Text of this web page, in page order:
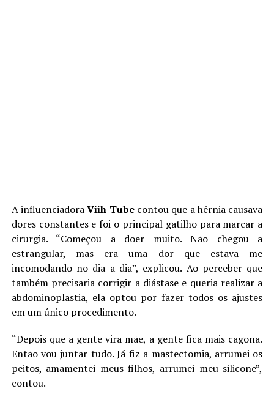
A influenciadoraViih Tube contou que a hérnia causava
dores constantes e foi o principal gatilho para marcar a
cirurgia. “Começou a doer muito. Não chegou a
estrangular, mas era uma dor que estava me
incomodando no dia a dia”, explicou. Ao perceber que
também precisaria corrigir a diástase e queria realizar a
abdominoplastia, ela optou por fazer todos os ajustes
em um único procedimento.
“Depois que a gente vira mãe, a gente fica mais cagona.
Então vou juntar tudo. Já fiz a mastectomia, arrumei os
peitos, amamentei meus filhos, arrumei meu silicone”,
contou.